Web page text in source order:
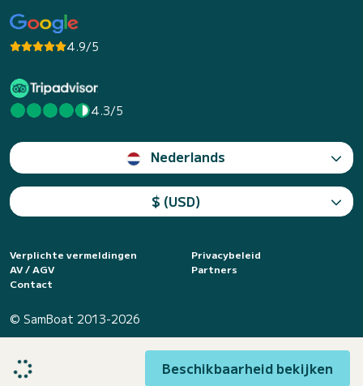
Beschikbaarheid bekijken
4.9/5
4.3/5
Nederlands
$ (USD)
Verplichte vermeldingen
Privacybeleid
AV / AGV
Partners
Contact
© SamBoat 2013-2026